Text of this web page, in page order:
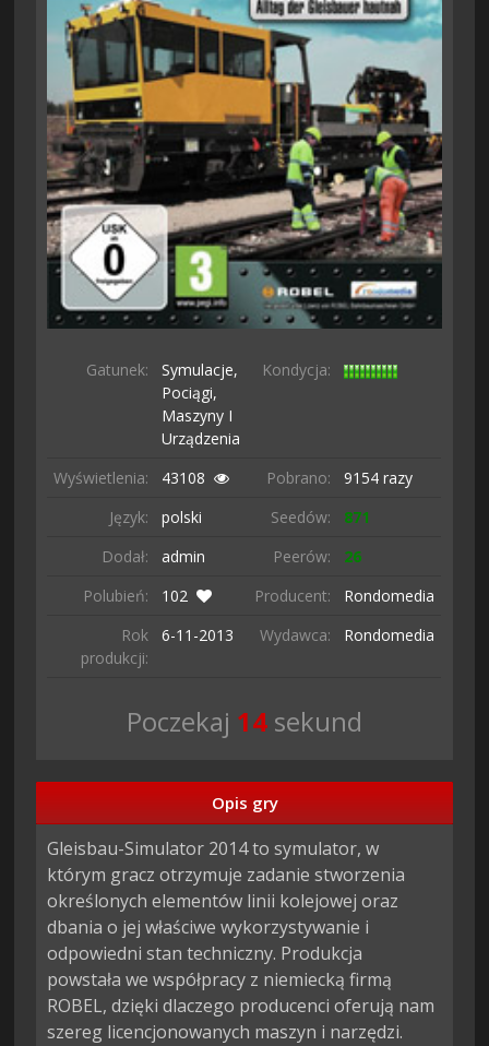
Gatunek:
Symulacje,
Pociągi,
Maszyny I
Urządzenia
Kondycja:
Wyświetlenia: 43108 Pobrano:
9154 razy
Język:
polski Seedów:
871
Dodał:
admin Peerów:
26
Polubień:
102 Producent:
Rondomedia
Rok
produkcji:
6-11-2013 Wydawca: Rondomedia
Poczekaj 13 sekund
Opis gry
Gleisbau-Simulator 2014 to symulator, w
którym gracz otrzymuje zadanie stworzenia
określonych elementów linii kolejowej oraz
dbania o jej właściwe wykorzystywanie i
odpowiedni stan techniczny. Produkcja
powstała we współpracy z niemiecką firmą
ROBEL, dzięki dlaczego producenci oferują nam
szereg licencjonowanych maszyn i narzędzi.